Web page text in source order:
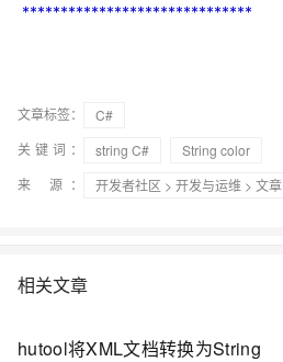
******************************
文章标签：
C#
关键词：
string C#
String color
来 源：
开发者社区 > 开发与运维 > 文章
相关文章
hutool将XML文档转换为String